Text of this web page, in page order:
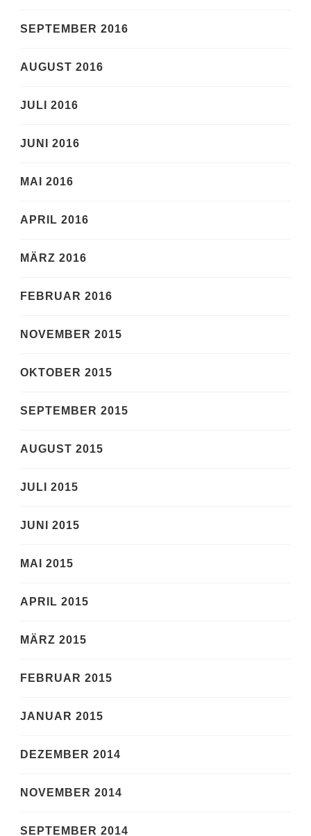
SEPTEMBER 2016
AUGUST 2016
JULI 2016
JUNI 2016
MAI 2016
APRIL 2016
MÄRZ 2016
FEBRUAR 2016
NOVEMBER 2015
OKTOBER 2015
SEPTEMBER 2015
AUGUST 2015
JULI 2015
JUNI 2015
MAI 2015
APRIL 2015
MÄRZ 2015
FEBRUAR 2015
JANUAR 2015
DEZEMBER 2014
NOVEMBER 2014
SEPTEMBER 2014